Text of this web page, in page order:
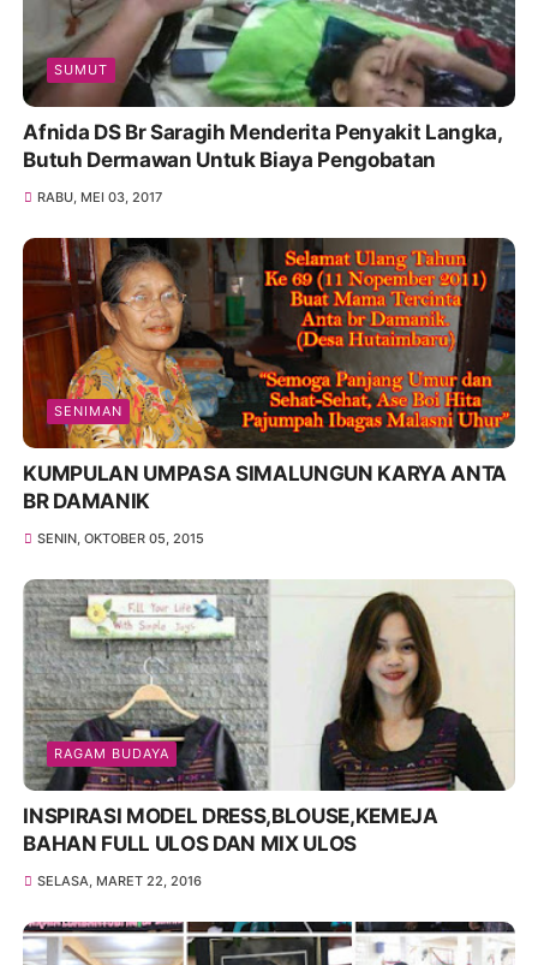
SUMUT
Afnida DS Br Saragih Menderita Penyakit Langka,
Butuh Dermawan Untuk Biaya Pengobatan
RABU, MEI 03, 2017
SENIMAN
KUMPULAN UMPASA SIMALUNGUN KARYA ANTA
BR DAMANIK
SENIN, OKTOBER 05, 2015
RAGAM BUDAYA
INSPIRASI MODEL DRESS,BLOUSE,KEMEJA
BAHAN FULL ULOS DAN MIX ULOS
SELASA, MARET 22, 2016